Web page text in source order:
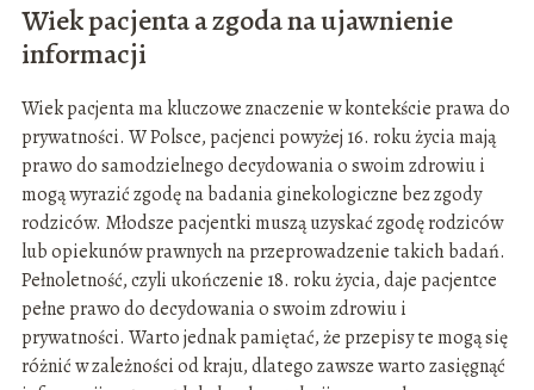
Wiek pacjenta a zgoda na ujawnienie
informacji
Wiek pacjenta ma kluczowe znaczenie w kontekście prawa do
prywatności. W Polsce, pacjenci powyżej 16. roku życia mają
prawo do samodzielnego decydowania o swoim zdrowiu i
mogą wyrazić zgodę na badania ginekologiczne bez zgody
rodziców. Młodsze pacjentki muszą uzyskać zgodę rodziców
lub opiekunów prawnych na przeprowadzenie takich badań.
Pełnoletność, czyli ukończenie 18. roku życia, daje pacjentce
pełne prawo do decydowania o swoim zdrowiu i
prywatności. Warto jednak pamiętać, że przepisy te mogą się
różnić w zależności od kraju, dlatego zawsze warto zasięgnąć